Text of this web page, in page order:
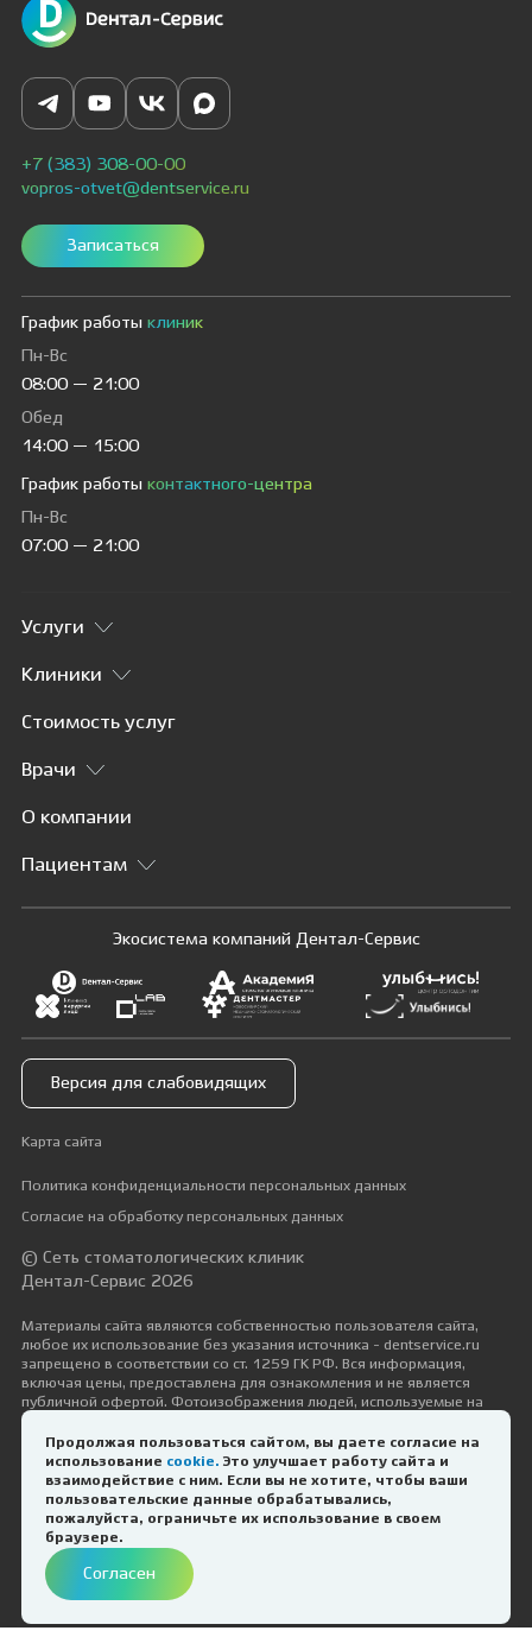
Продолжая пользоваться сайтом, вы даете согласие на
использование cookie. Это улучшает работу сайта и
взаимодействие с ним. Если вы не хотите, чтобы ваши
пользовательские данные обрабатывались,
пожалуйста, ограничьте их использование в своем
браузере.
Согласен
+7 (383) 308-00-00
vopros-otvet@dentservice.ru
Записаться
График работы клиник
Пн-Вс
08:00 — 21:00
Обед
14:00 — 15:00
График работы контактного-центра
Пн-Вс
07:00 — 21:00
Услуги
Клиники
Стоимость услуг
Врачи
О компании
Пациентам
Экосистема компаний Дентал-Сервис
Версия для слабовидящих
Карта сайта
Политика конфиденциальности персональных данных
Согласие на обработку персональных данных
© Сеть стоматологических клиник
Дентал-Сервис 2026
Материалы сайта являются собственностью пользователя сайта,
любое их использование без указания источника - dentservice.ru
запрещено в соответствии со ст. 1259 ГК РФ. Вся информация,
включая цены, предоставлена для ознакомления и не является
публичной офертой. Фотоизображения людей, используемые на
сайте, размещены исключительно с их согласия в рамках трудовых и
гражданско-правовых отношений с ними.
Дизайн и разработка — Космос-Веб
ИМЕЮТСЯ ПРОТИВОПОКАЗАНИЯ.
НЕОБХОДИМА КОНСУЛЬТАЦИЯ
СПЕЦИАЛИСТА